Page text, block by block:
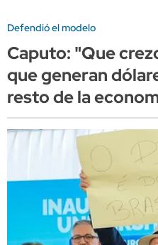
Defendió el modelo
Caputo: "Que
que generan
resto de la